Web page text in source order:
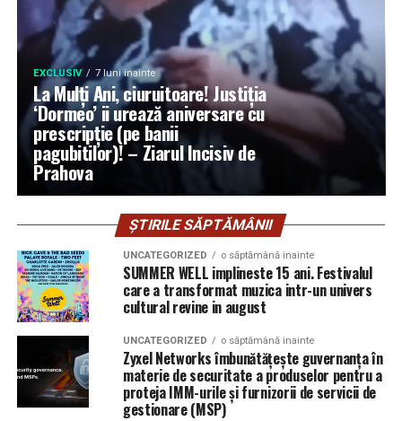
EXCLUSIV 7 luni inainte
La Mulți Ani, ciuruitoare! Justiția
‘Dormeo’ ii urează aniversare cu
prescripție (pe banii
pagubitilor)! – Ziarul Incisiv de
Prahova
ȘTIRILE SĂPTĂMÂNII
UNCATEGORIZED o săptămână inainte
SUMMER WELL implineste 15 ani. Festivalul
care a transformat muzica intr-un univers
cultural revine in august
UNCATEGORIZED o săptămână inainte
Zyxel Networks îmbunătățește guvernanța în
materie de securitate a produselor pentru a
proteja IMM-urile și furnizorii de servicii de
gestionare (MSP)